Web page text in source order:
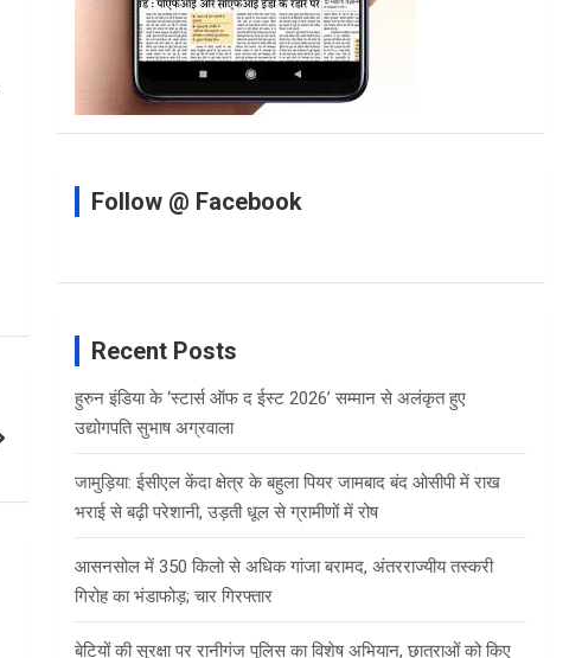
Follow @ Facebook
Recent Posts
हुरुन इंडिया के ‘स्टार्स ऑफ द ईस्ट 2026’ सम्मान से अलंकृत हुए
उद्योगपति सुभाष अग्रवाला
जामुड़िया: ईसीएल केंदा क्षेत्र के बहुला पियर जामबाद बंद ओसीपी में राख
भराई से बढ़ी परेशानी, उड़ती धूल से ग्रामीणों में रोष
आसनसोल में 350 किलो से अधिक गांजा बरामद, अंतरराज्यीय तस्करी
गिरोह का भंडाफोड़; चार गिरफ्तार
बेटियों की सुरक्षा पर रानीगंज पुलिस का विशेष अभियान, छात्राओं को किए